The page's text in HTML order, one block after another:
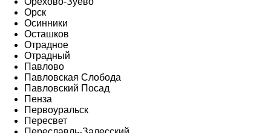
Орск
Осинники
Осташков
Отрадное
Отрадный
Павлово
Павловская Слобода
Павловский Посад
Пенза
Первоуральск
Пересвет